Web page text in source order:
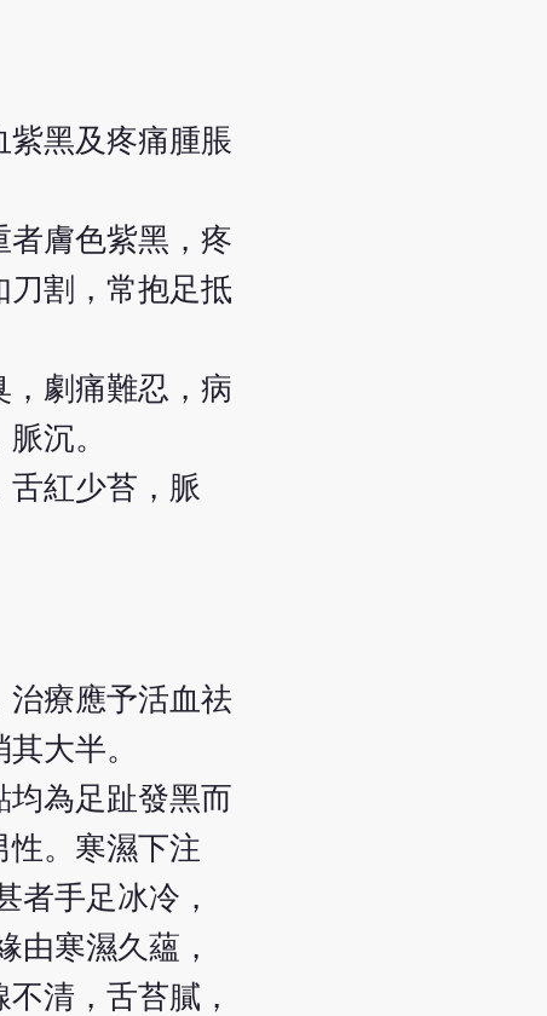
黑及疼痛腫脹
者膚色紫黑，疼
割，常抱足抵
劇痛難忍，病
沉。
舌紅少苔，脈
療應予活血祛
大半。
均為足趾發黑而
性。寒濕下注
者手足冰冷，
由寒濕久蘊，
清，舌苔膩，